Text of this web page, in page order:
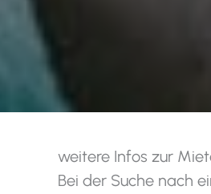
weitere Infos zur
Bei der Suche nach